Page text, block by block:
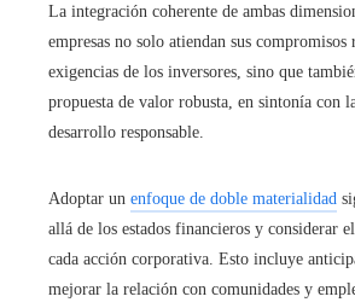
La integración coherente de ambas
empresas no solo atiendan sus
exigencias de los inversores, sino que
propuesta de valor robusta, en sintonía con
desarrollo responsable.
Adoptar un enfoque de doble materialidad
allá de los estados financieros y considerar
cada acción corporativa. Esto incluye
mejorar la relación con comunidades y